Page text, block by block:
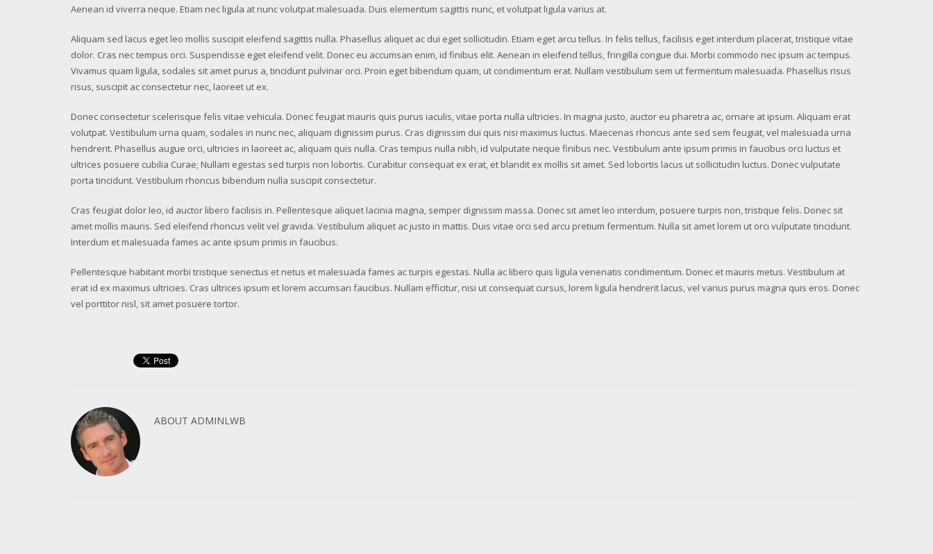
Aenean id viverra neque. Etiam nec ligula at nunc volutpat malesuada. Duis elementum sagittis nunc, et volutpat ligula varius at.
Aliquam sed lacus eget leo mollis suscipit eleifend sagittis nulla. Phasellus aliquet ac dui eget sollicitudin. Etiam eget arcu tellus. In felis tellus, facilisis eget interdum placerat, tristique vitae
dolor. Cras nec tempus orci. Suspendisse eget eleifend velit. Donec eu accumsan enim, id finibus elit. Aenean in eleifend tellus, fringilla congue dui. Morbi commodo nec ipsum ac tempus.
Vivamus quam ligula, sodales sit amet purus a, tincidunt pulvinar orci. Proin eget bibendum quam, ut condimentum erat. Nullam vestibulum sem ut fermentum malesuada. Phasellus risus
risus, suscipit ac consectetur nec, laoreet ut ex.
Donec consectetur scelerisque felis vitae vehicula. Donec feugiat mauris quis purus iaculis, vitae porta nulla ultricies. In magna justo, auctor eu pharetra ac, ornare at ipsum. Aliquam erat
volutpat. Vestibulum urna quam, sodales in nunc nec, aliquam dignissim purus. Cras dignissim dui quis nisi maximus luctus. Maecenas rhoncus ante sed sem feugiat, vel malesuada urna
hendrerit. Phasellus augue orci, ultricies in laoreet ac, aliquam quis nulla. Cras tempus nulla nibh, id vulputate neque finibus nec. Vestibulum ante ipsum primis in faucibus orci luctus et
ultrices posuere cubilia Curae; Nullam egestas sed turpis non lobortis. Curabitur consequat ex erat, et blandit ex mollis sit amet. Sed lobortis lacus ut sollicitudin luctus. Donec vulputate
porta tincidunt. Vestibulum rhoncus bibendum nulla suscipit consectetur.
Cras feugiat dolor leo, id auctor libero facilisis in. Pellentesque aliquet lacinia magna, semper dignissim massa. Donec sit amet leo interdum, posuere turpis non, tristique felis. Donec sit
amet mollis mauris. Sed eleifend rhoncus velit vel gravida. Vestibulum aliquet ac justo in mattis. Duis vitae orci sed arcu pretium fermentum. Nulla sit amet lorem ut orci vulputate tincidunt.
Interdum et malesuada fames ac ante ipsum primis in faucibus.
Pellentesque habitant morbi tristique senectus et netus et malesuada fames ac turpis egestas. Nulla ac libero quis ligula venenatis condimentum. Donec et mauris metus. Vestibulum at
erat id ex maximus ultricies. Cras ultrices ipsum et lorem accumsan faucibus. Nullam efficitur, nisi ut consequat cursus, lorem ligula hendrerit lacus, vel varius purus magna quis eros. Donec
vel porttitor nisl, sit amet posuere tortor.
ABOUT ADMINLWB